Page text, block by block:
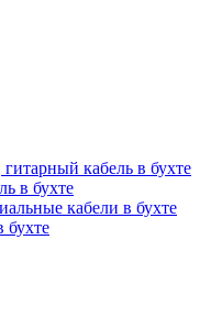
кабель в бухте
в бухте
кабели в бухте
бухте